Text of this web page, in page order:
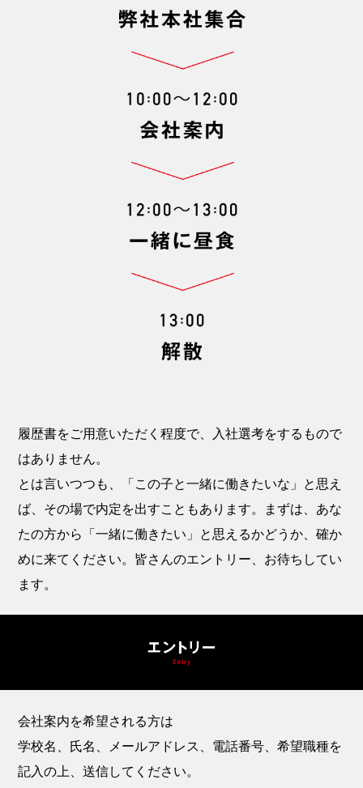
履歴書をご用意いただく程度で、入社選考をするもので
はありません。
とは言いつつも、「この子と一緒に働きたいな」と思え
ば、その場で内定を出すこともあります。まずは、あな
たの方から「一緒に働きたい」と思えるかどうか、確か
めに来てください。皆さんのエントリー、お待ちしてい
ます。
会社案内を希望される方は
学校名、氏名、メールアドレス、電話番号、希望職種を
記入の上、送信してください。